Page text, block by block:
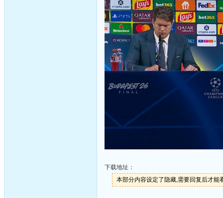
下载地址：
本部分内容设定了隐藏,需要回复后才能